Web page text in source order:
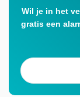
Wil je in het
gratis een